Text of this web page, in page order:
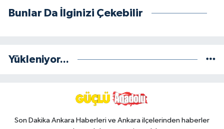
Bunlar Da İlginizi Çekebilir
Yükleniyor...
Son Dakika Ankara Haberleri ve Ankara ilçelerinden haberler